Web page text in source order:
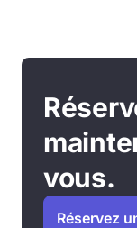
vous.
Réservez